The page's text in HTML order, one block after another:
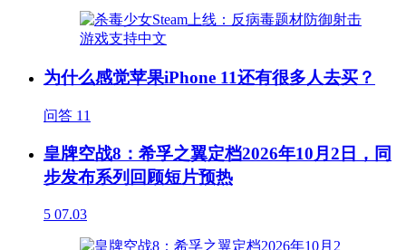
为什么感觉苹果iPhone 11还有很多人去买？
问答 11
皇牌空战8：希孚之翼定档2026年10月2日，同
步发布系列回顾短片预热
5 07.03